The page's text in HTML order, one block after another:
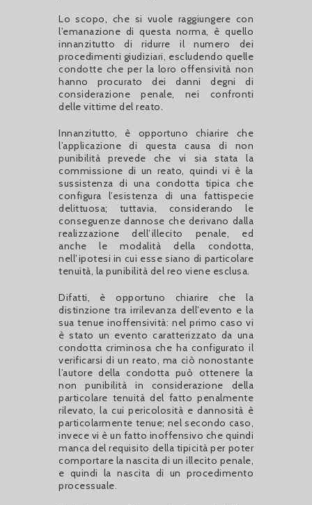
Lo scopo, che si vuole raggiungere con
l’emanazione di questa norma, è quello
innanzitutto di ridurre il numero dei
procedimenti giudiziari, escludendo quelle
condotte che per la loro offensività non
hanno procurato dei danni degni di
considerazione penale, nei confronti
delle vittime del reato.
Innanzitutto, è opportuno chiarire che
l’applicazione di questa causa di non
punibilità prevede che vi sia stata la
commissione di un reato, quindi vi è la
sussistenza di una condotta tipica che
configura l’esistenza di una fattispecie
delittuosa; tuttavia, considerando le
conseguenze dannose che derivano dalla
realizzazione dell’illecito penale, ed
anche le modalità della condotta,
nell’ipotesi in cui esse siano di particolare
tenuità, la punibilità del reo viene esclusa.
Difatti, è opportuno chiarire che la
distinzione tra irrilevanza dell’evento e la
sua tenue inoffensività: nel primo caso vi
è stato un evento caratterizzato da una
condotta criminosa che ha configurato il
verificarsi di un reato, ma ciò nonostante
l’autore della condotta può ottenere la
non punibilità in considerazione della
particolare tenuità del fatto penalmente
rilevato, la cui pericolosità e dannosità è
particolarmente tenue; nel secondo caso,
invece vi è un fatto inoffensivo che quindi
manca del requisito della tipicità per poter
comportare la nascita di un illecito penale,
e quindi la nascita di un procedimento
processuale.